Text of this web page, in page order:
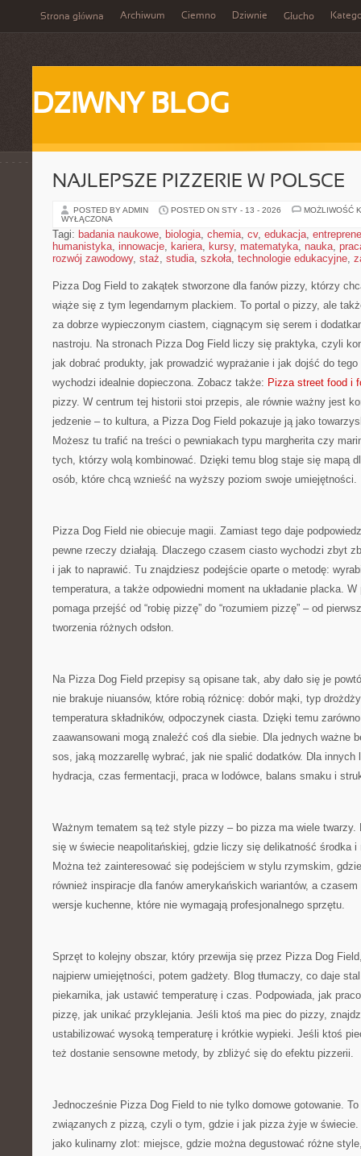
Strona główna Archiwum Ciemno Dziwnie Głucho
DZIWNY BLOG
NAJLEPSZE PIZZERIE W POLSCE
POSTED BY ADMIN POSTED ON STY - 13 - 2026
MOŻLIWOŚĆ
WYŁĄCZONA
Tagi: badania naukowe, biologia, chemia, cv, edukacja,
humanistyka, innowacje, kariera, kursy, matematyka, nauka,
rozwój zawodowy, staż, studia, szkoła, technologie edukacyjne,
Pizza Dog Field to zakątek stworzone dla fanów pizzy, którzy
wiąże się z tym legendarnym plackiem. To portal o pizzy, ale
za dobrze wypieczonym ciastem, ciągnącym się serem i
nastroju. Na stronach Pizza Dog Field liczy się praktyka, czyli
jak dobrać produkty, jak prowadzić wyprażanie i jak dojść do
wychodzi idealnie dopieczona. Zobacz także: Pizza street food i
pizzy. W centrum tej historii stoi przepis, ale równie ważny jest
jedzenie – to kultura, a Pizza Dog Field pokazuje ją jako
Możesz tu trafić na treści o pewniakach typu margherita czy
tych, którzy wolą kombinować. Dzięki temu blog staje się mapą
osób, które chcą wznieść na wyższy poziom swoje umiejętności.
Pizza Dog Field nie obiecuje magii. Zamiast tego daje
pewne rzeczy działają. Dlaczego czasem ciasto wychodzi zbyt
i jak to naprawić. Tu znajdziesz podejście oparte o metodę:
temperatura, a także odpowiedni moment na układanie placka.
pomaga przejść od “robię pizzę” do “rozumiem pizzę” – od
tworzenia różnych odsłon.
Na Pizza Dog Field przepisy są opisane tak, aby dało się je
nie brakuje niuansów, które robią różnicę: dobór mąki, typ
temperatura składników, odpoczynek ciasta. Dzięki temu
zaawansowani mogą znaleźć coś dla siebie. Dla jednych ważne
sos, jaką mozzarellę wybrać, jak nie spalić dodatków. Dla
hydracja, czas fermentacji, praca w lodówce, balans smaku i
Ważnym tematem są też style pizzy – bo pizza ma wiele twarzy.
się w świecie neapolitańskiej, gdzie liczy się delikatność środka i
Można też zainteresować się podejściem w stylu rzymskim,
również inspiracje dla fanów amerykańskich wariantów, a czasem
wersje kuchenne, które nie wymagają profesjonalnego sprzętu.
Sprzęt to kolejny obszar, który przewija się przez Pizza Dog
najpierw umiejętności, potem gadżety. Blog tłumaczy, co daje
piekarnika, jak ustawić temperaturę i czas. Podpowiada, jak
pizzę, jak unikać przyklejania. Jeśli ktoś ma piec do pizzy,
ustabilizować wysoką temperaturę i krótkie wypieki. Jeśli ktoś
też dostanie sensowne metody, by zbliżyć się do efektu pizzerii.
Jednocześnie Pizza Dog Field to nie tylko domowe gotowanie.
związanych z pizzą, czyli o tym, gdzie i jak pizza żyje w
jako kulinarny zlot: miejsce, gdzie można degustować różne